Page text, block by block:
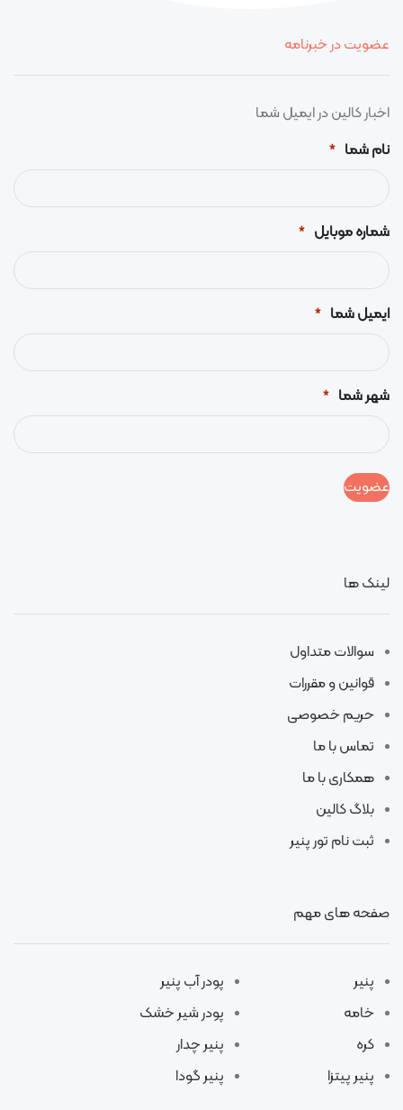
عضویت در خبرنامه
اخبار کالین در ایمیل شما
نام شما
*
شماره موبایل *
ایمیل شما *
شهر شما *
لینک ها
سوالات متداول
قوانین و مقررات
حریم خصوصی
تماس با ما
همکاری با ما
بلاگ کالین
ثبت نام تور پنیر
صفحه های مهم
پنیر
خامه
کره
پنیر پیتزا
پودر آب پنیر
پودر شیر خشک
پنیر چدار
پنیر گودا